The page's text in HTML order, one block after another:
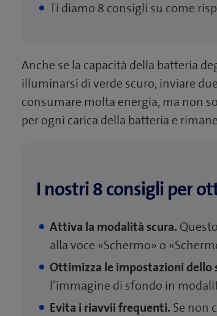
Ti diamo 8 consigli su come
Anche se la capacità della batteria
illuminarsi di verde scuro, inviare
consumare molta energia, ma non
per ogni carica della batteria e
I nostri 8 consigli per
Attiva la modalità scura.
alla voce «Schermo» o
Ottimizza le impostazioni dello
l’immagine di sfondo in
Evita i riavvii frequenti. Se non